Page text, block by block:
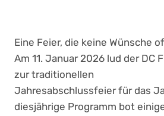
Eine Feier, die keine Wünsche
Am 11. Januar 2026 lud der DC
zur traditionellen
Jahresabschlussfeier für das
diesjährige Programm bot